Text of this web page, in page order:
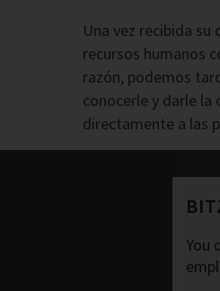
Una vez recibida
recursos humanos
razón, podemos
conocerle y darle
directamente a las
You